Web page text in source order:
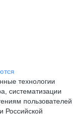
технологии
систематизации
пользователей
Российской